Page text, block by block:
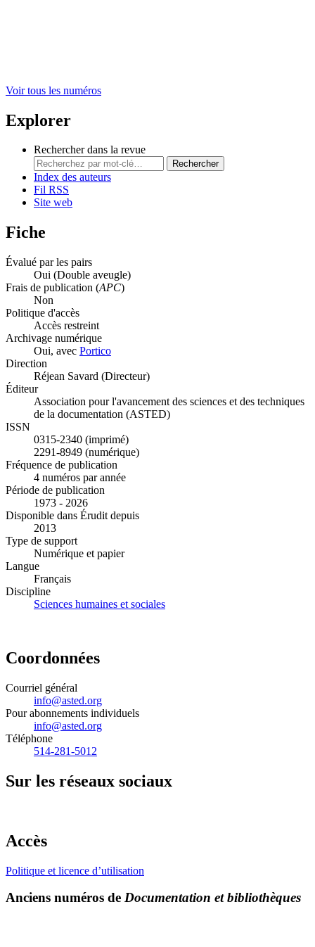
Voir tous les numéros
Explorer
Rechercher dans la revue
Rechercher
Index des auteurs
Fil RSS
Site web
Fiche
Évalué par les pairs
Oui (Double aveugle)
Frais de publication (APC)
Non
Politique d'accès
Accès restreint
Archivage numérique
Oui, avec Portico
Direction
Réjean Savard (Directeur)
Éditeur
Association pour l'avancement des sciences et des techniques
de la documentation (ASTED)
ISSN
0315-2340 (imprimé)
2291-8949 (numérique)
Fréquence de publication
4 numéros par année
Période de publication
1973 - 2026
Disponible dans Érudit depuis
2013
Type de support
Numérique et papier
Langue
Français
Discipline
Sciences humaines et sociales
Coordonnées
Courriel général
info@asted.org
Pour abonnements individuels
info@asted.org
Téléphone
514-281-5012
Sur les réseaux sociaux
Accès
Politique et licence d’utilisation
Anciens numéros de Documentation et bibliothèques